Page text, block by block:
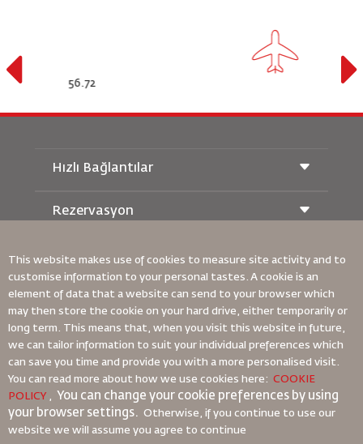
Hızlı Bağlantılar
Hamileyken Seyahat Etmek
SSS
Özel İhtiyaçlar
oneworld
Erişilebilirlik Planı ve Geri Bildirim Süreci
Rezervasyon
Demiryolu Rezervasyonu
Araç Kiralama
RJ Unlimited
Öğrenci Teklifi
Tikram
Transit Konaklama
Hakkımızda
Ailemize Katılın
Haberler
Gizlilik Politikası
Royal Jordanian Ofisleri
geri bildirim
Bağlayıcı Kurumsal Kurallar
Sözleşme Koşulları
Çerez Politikası
Kuzey Amerika Kuralları
This website makes use of cookies to measure site activity and to
customise information to your personal tastes. A cookie is an
element of data that a website can send to your browser which
may then store the cookie on your hard drive, either temporarily or
long term. This means that, when you visit this website in future,
we can tailor information to suit your individual preferences which
can save you time and provide you with a more personalised visit.
You can read more about how we use cookies here: COOKIE
POLICY ,
You can change your cookie preferences by using
your browser settings. Otherwise, if you continue to use our
website we will assume you agree to continue